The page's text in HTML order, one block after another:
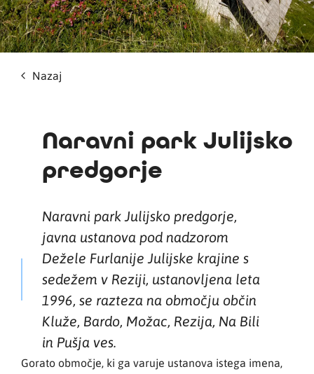
Nazaj
Naravni park Julijsko
predgorje
Naravni park Julijsko predgorje,
javna ustanova pod nadzorom
Dežele Furlanije Julijske krajine s
sedežem v Reziji, ustanovljena leta
1996, se razteza na območju občin
Kluže, Bardo, Možac, Rezija, Na Bili
in Pušja ves.
Gorato območje, ki ga varuje ustanova istega imena,